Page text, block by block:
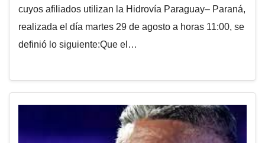
cuyos afiliados utilizan la Hidrovía Paraguay– Paraná,
realizada el día martes 29 de agosto a horas 11:00, se
definió lo siguiente:Que el…